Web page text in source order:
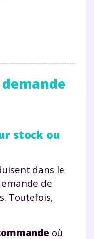
stock ou
dans le
de
Toutefois,
où